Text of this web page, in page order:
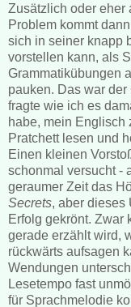
Zusätzlich oder eher
Problem kommt
sich in seiner knapp
vorstellen kann, als
Grammatikübungen
pauken. Das war
fragte wie ich es
habe, mein Englisch
Pratchett lesen und
Einen kleinen
schonmal versucht -
geraumer Zeit das
Secrets, aber dieses
Erfolg gekrönt. Zwar
gerade erzählt wird,
rückwärts aufsagen
Wendungen
Lesetempo fast
für Sprachmelodie